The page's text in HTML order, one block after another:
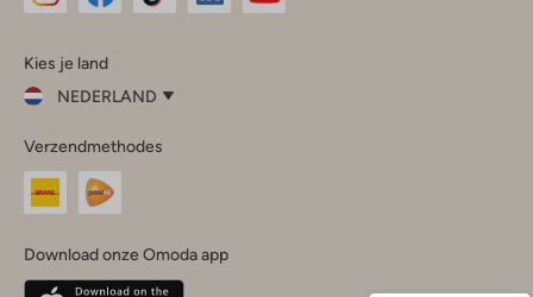
InstagramFacebook
Kies je land
NEDERLAND
je
land
Nederland
Belgique(Français)
Verzendmethodes
Download onze Omoda app